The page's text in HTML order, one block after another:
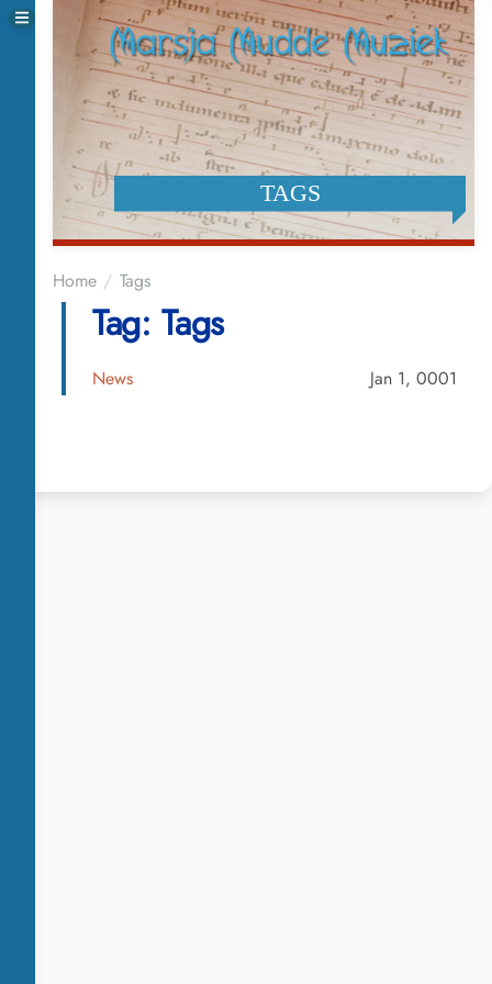
TAGS
Home Tags
Tag: Tags
News Jan 1, 0001